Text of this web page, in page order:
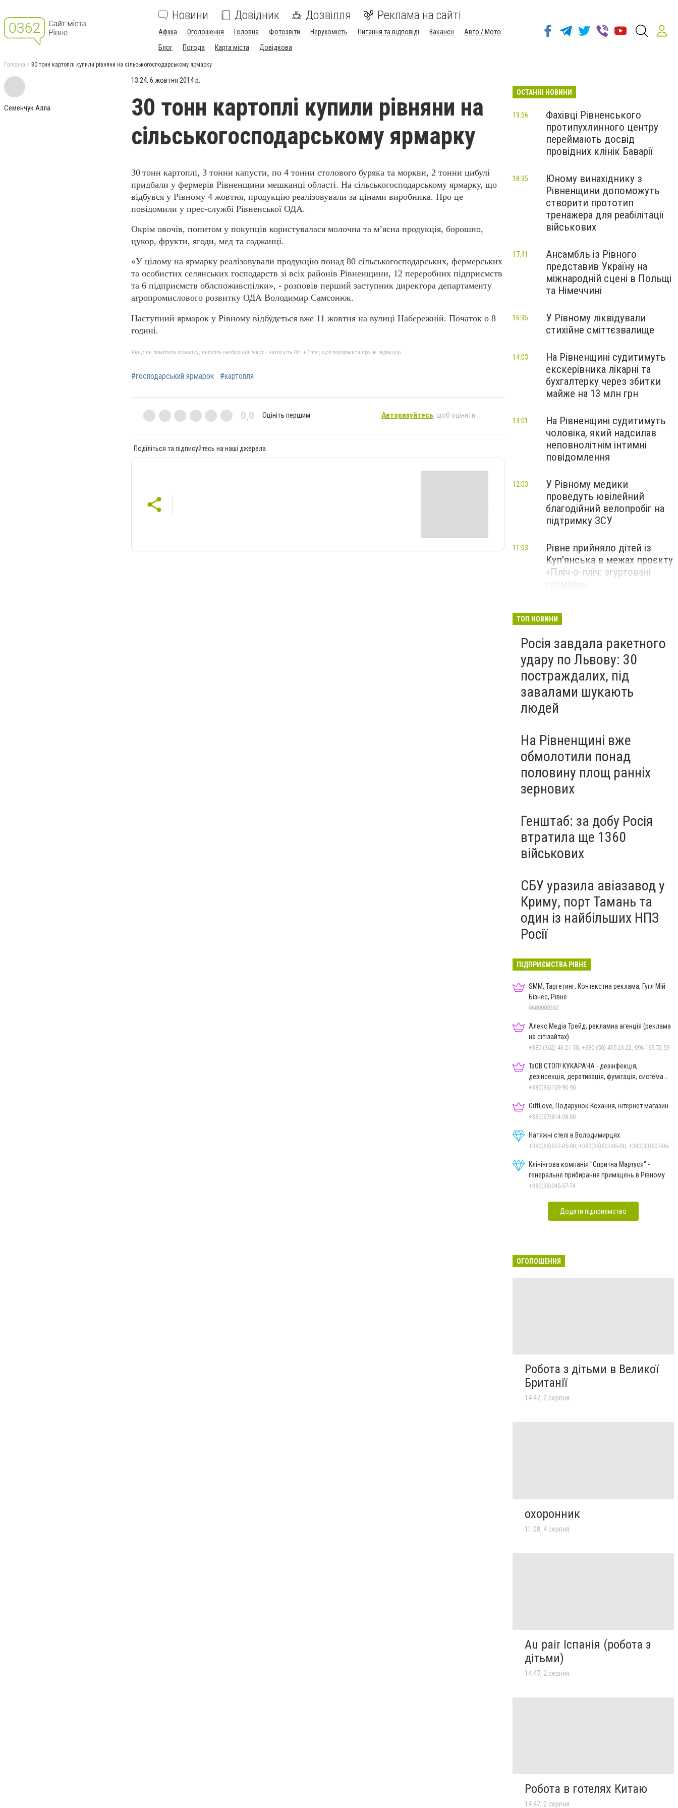
Новини Довідник Дозвілля Реклама на сайті
Афіша Оголошення Головна Фотозвіти Нерухомість Питання та відповіді Вакансії
Авто / Мото
Блог
Погода Карта міста Довідкова
Головна 30 тонн картоплі купили рівняни на сільськогосподарському ярмарку
Семенчук Алла
13:24, 6 жовтня 2014 р.
30 тонн картоплі купили рівняни на
сільськогосподарському ярмарку
30 тонн картоплі, 3 тонни капусти, по 4 тонни столового буряка та моркви, 2 тонни цибулі
придбали у фермерів Рівненщини мешканці області. На сільськогосподарському ярмарку, що
відбувся у Рівному 4 жовтня, продукцію реалізовували за цінами виробника. Про це
повідомили у прес-службі Рівненської ОДА.
Окрім овочів, попитом у покупців користувалася молочна та м’ясна продукція, борошно,
цукор, фрукти, ягоди, мед та саджанці.
«У цілому на ярмарку реалізовували продукцію понад 80 сільськогосподарських, фермерських
та особистих селянських господарств зі всіх районів Рівненщини, 12 переробних підприємств
та 6 підприємств облспоживспілки», - розповів перший заступник директора департаменту
агропромислового розвитку ОДА Володимир Самсонюк.
Наступний ярмарок у Рівному відбудеться вже 11 жовтня на вулиці Набережній. Початок о 8
годині.
Якщо ви помітили помилку, виділіть необхідний текст і натисніть Ctrl + Enter, щоб повідомити про це редакцію
#господарський ярмарок #картопля
0,0 Оцініть першим Авторизуйтесь, щоб оцінити
Поділіться та підписуйтесь на наші джерела
ОСТАННІ НОВИНИ
Фахівці Рівненського
протипухлинного центру
переймають досвід
провідних клінік Баварії
19:56
Юному винахіднику з
Рівненщини допоможуть
створити прототип
тренажера для реабілітації
військових
18:35
Ансамбль із Рівного
представив Україну на
міжнародній сцені в Польщі
та Німеччині
17:41
У Рівному ліквідували
стихійне сміттєзвалище
16:35
На Рівненщині судитимуть
екскерівника лікарні та
бухгалтерку через збитки
майже на 13 млн грн
14:03
На Рівненщині судитимуть
чоловіка, який надсилав
неповнолітнім інтимні
повідомлення
13:01
У Рівному медики
проведуть ювілейний
благодійний велопробіг на
підтримку ЗСУ
12:03
Рівне прийняло дітей із
Куп'янська в межах проєкту
«Пліч-о-пліч: згуртовані
11:03
ТОП НОВИНИ
Росія завдала ракетного
удару по Львову: 30
постраждалих, під
завалами шукають
людей
На Рівненщині вже
обмолотили понад
половину площ ранніх
зернових
Генштаб: за добу Росія
втратила ще 1360
військових
СБУ уразила авіазавод у
Криму, порт Тамань та
один із найбільших НПЗ
Росії
ПІДПРИЄМСТВА РІВНЕ
SMM, Таргетинг, Контекстна реклама, Гугл Мій
Бізнес, Рівне
0680000362
Алекс Медіа Трейд, рекламна агенція (реклама
на сітілайтах)
+380 (362) 43-21-50, +380 (50) 435-23-22, 096 165 72 59
ТзОВ СТОП! КУКАРАЧА - дезінфекція,
дезінсекція, дератизація, фумігація, система
HACCP
+380(96)109-90-90
GiftLove, Подарунок Кохання, інтернет магазин
+380(67)814-08-00
Натяжні стелі в Володимирцях
+380(68)507-05-00, +380(99)507-05-00, +380(93)507-05-00
Клінінгова компанія "Спритна Мартуся" -
генеральне прибирання приміщень в Рівному
+380(98)045-57-74
Додати підприємство
ОГОЛОШЕННЯ
Робота з дітьми в Великої
Британії
14:47, 2 серпня
охоронник
11:08, 4 серпня
Au pair Іспанія (робота з
дітьми)
14:47, 2 серпня
Робота в готелях Китаю
14:47, 2 серпня